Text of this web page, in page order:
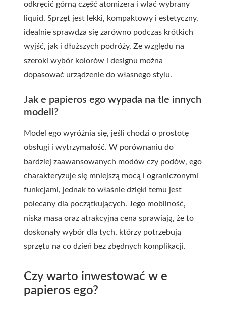
odkręcić górną część atomizera i wlać wybrany
liquid. Sprzęt jest lekki, kompaktowy i estetyczny,
idealnie sprawdza się zarówno podczas krótkich
wyjść, jak i dłuższych podróży. Ze względu na
szeroki wybór kolorów i designu można
dopasować urządzenie do własnego stylu.
Jak e papieros ego wypada na tle innych
modeli?
Model ego wyróżnia się, jeśli chodzi o prostotę
obsługi i wytrzymałość. W porównaniu do
bardziej zaawansowanych modów czy podów, ego
charakteryzuje się mniejszą mocą i ograniczonymi
funkcjami, jednak to właśnie dzięki temu jest
polecany dla początkujących. Jego mobilność,
niska masa oraz atrakcyjna cena sprawiają, że to
doskonały wybór dla tych, którzy potrzebują
sprzętu na co dzień bez zbędnych komplikacji.
Czy warto inwestować w e
papieros ego?